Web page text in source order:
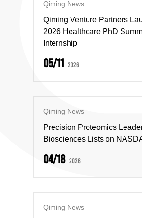
Qiming News
Qiming Venture Partners
2026 Healthcare PhD
Internship
05/11 2026
Qiming News
Precision Proteomics
Biosciences Lists on
04/18 2026
Qiming News